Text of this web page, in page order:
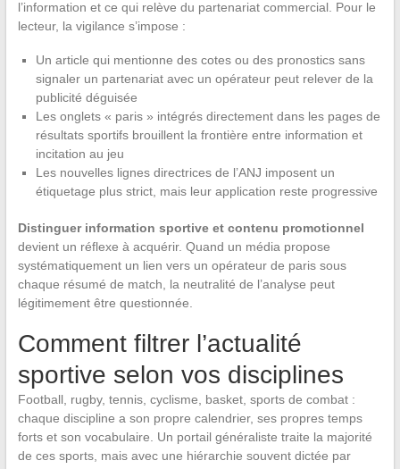
l’information et ce qui relève du partenariat commercial. Pour le
lecteur, la vigilance s’impose :
Un article qui mentionne des cotes ou des pronostics sans
signaler un partenariat avec un opérateur peut relever de la
publicité déguisée
Les onglets « paris » intégrés directement dans les pages de
résultats sportifs brouillent la frontière entre information et
incitation au jeu
Les nouvelles lignes directrices de l’ANJ imposent un
étiquetage plus strict, mais leur application reste progressive
Distinguer information sportive et contenu promotionnel
devient un réflexe à acquérir. Quand un média propose
systématiquement un lien vers un opérateur de paris sous
chaque résumé de match, la neutralité de l’analyse peut
légitimement être questionnée.
Comment filtrer l’actualité
sportive selon vos disciplines
Football, rugby, tennis, cyclisme, basket, sports de combat :
chaque discipline a son propre calendrier, ses propres temps
forts et son vocabulaire. Un portail généraliste traite la majorité
de ces sports, mais avec une hiérarchie souvent dictée par